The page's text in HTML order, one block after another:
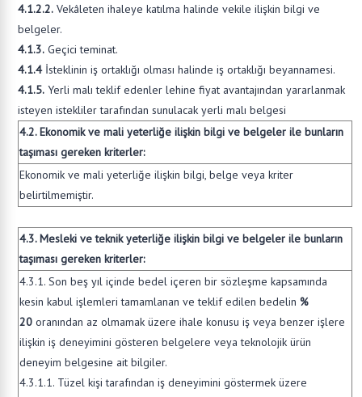
4.1.2.2. Vekâleten ihaleye katılma halinde vekile ilişkin bilgi ve
belgeler.
4.1.3. Geçici teminat.
4.1.4İsteklinin iş ortaklığı olması halinde iş ortaklığı beyannamesi.
4.1.5. Yerli malı teklif edenler lehine fiyat avantajından yararlanmak
isteyen istekliler tarafından sunulacak yerli malı belgesi
4.2. Ekonomik ve mali yeterliğe ilişkin bilgi ve belgeler ile bunların
taşıması gereken kriterler:
Ekonomik ve mali yeterliğe ilişkin bilgi, belge veya kriter
belirtilmemiştir.
4.3. Mesleki ve teknik yeterliğe ilişkin bilgi ve belgeler ile bunların
taşıması gereken kriterler:
4.3.1. Son beş yıl içinde bedel içeren bir sözleşme kapsamında
kesin kabul işlemleri tamamlanan ve teklif edilen bedelin %
20 oranından az olmamak üzere ihale konusu iş veya benzer işlere
ilişkin iş deneyimini gösteren belgelere veya teknolojik ürün
deneyim belgesine ait bilgiler.
4.3.1.1. Tüzel kişi tarafından iş deneyimini göstermek üzere